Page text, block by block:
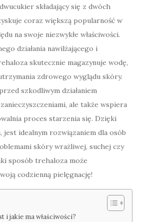
składający się z dwóch
coraz większą popularność w
na swoje niezwykłe właściwości.
działania nawilżającego i
skutecznie magazynuje wodę,
zdrowego wyglądu skóry.
szkodliwym działaniem
ale także wspiera
proces starzenia się. Dzięki
jest idealnym rozwiązaniem dla osób
skóry wrażliwej, suchej czy
sposób trehaloza może
codzienną pielęgnację!
i jakie ma właściwości?